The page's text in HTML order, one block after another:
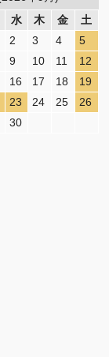
水 木 金
土
2 3 4
5
9 10 11
12
16 17 18
19
23 24 25
26
30